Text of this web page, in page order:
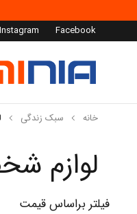
Facebook
Instagram
لوازم
خانه سبک زندگی
فیلتر براساس قیمت